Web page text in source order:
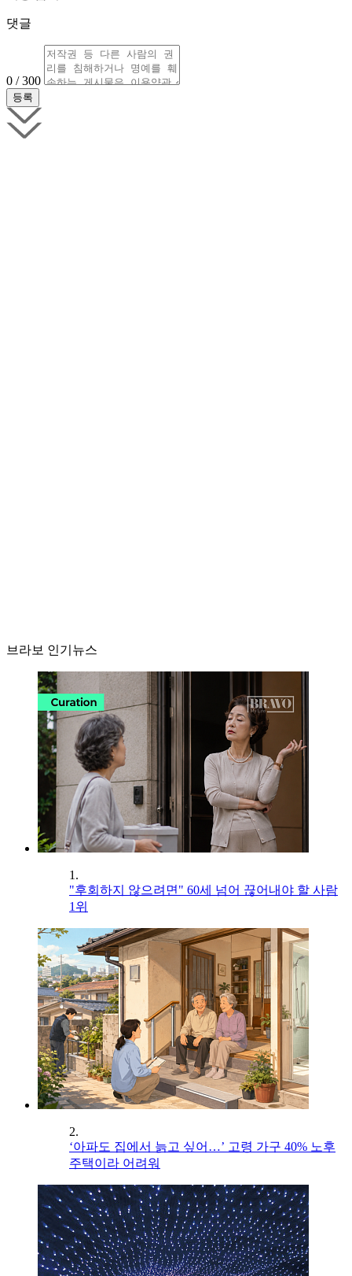
댓글
0 / 300
브라보 인기뉴스
1.
"후회하지 않으려면" 60세 넘어 끊어내야 할 사람
1위
2.
‘아파도 집에서 늙고 싶어…’ 고령 가구 40% 노후
주택이라 어려워